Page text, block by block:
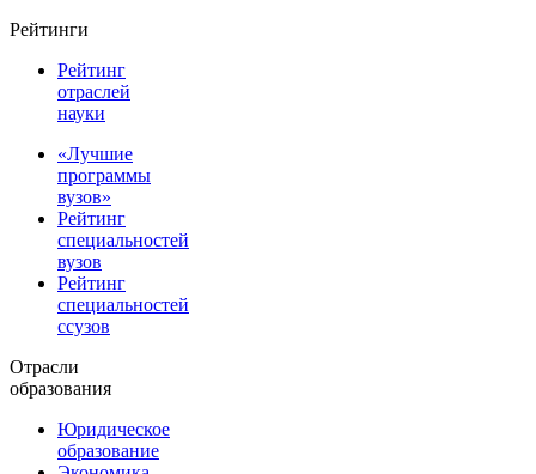
Рейтинги
Рейтинг
отраслей
науки
«Лучшие
программы
вузов»
Рейтинг
специальностей
вузов
Рейтинг
специальностей
ссузов
Отрасли
образования
Юридическое
образование